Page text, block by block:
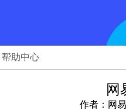
帮助中心
网
作者：网